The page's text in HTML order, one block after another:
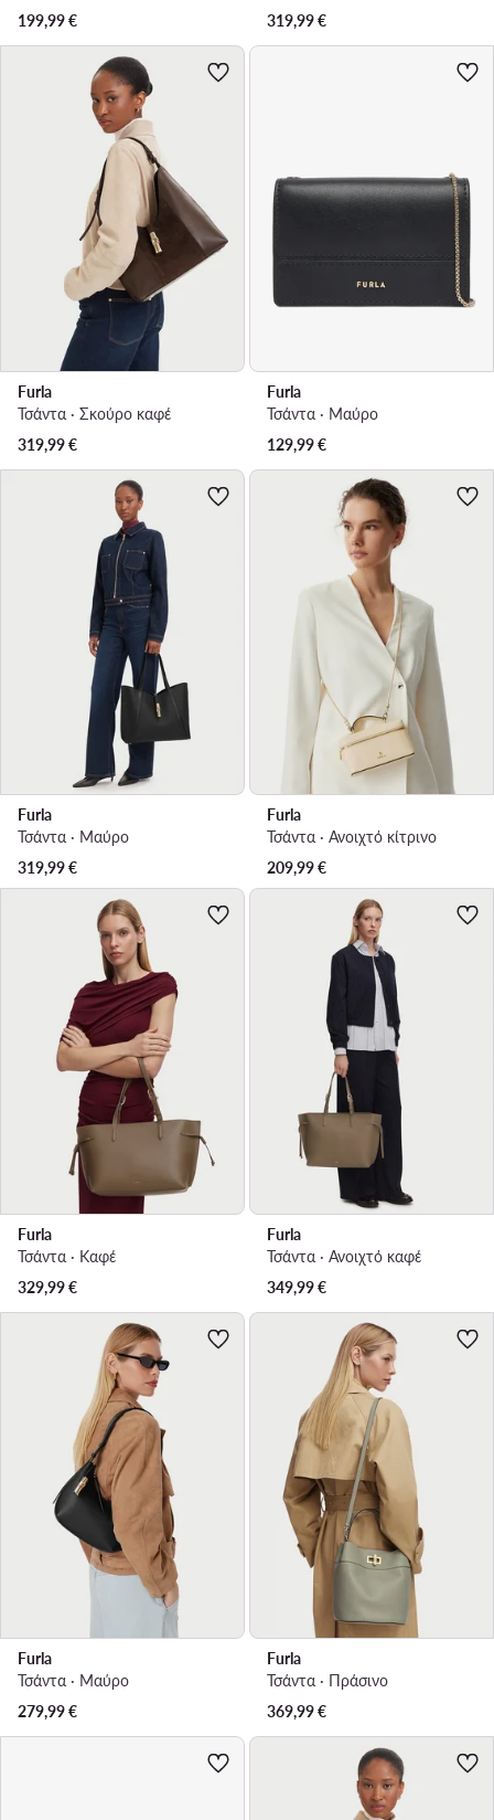
199,99€
319,99€
Furla
Τσάντα · Σκούρο καφέ
319,99€
Furla
Τσάντα · Μαύρο
129,99€
Furla
Τσάντα · Μαύρο
319,99€
Furla
Τσάντα · Ανοιχτό κίτρινο
209,99€
Furla
Τσάντα · Καφέ
329,99€
Furla
Τσάντα · Ανοιχτό καφέ
349,99€
Furla
Τσάντα · Μαύρο
279,99€
Furla
Τσάντα · Πράσινο
369,99€